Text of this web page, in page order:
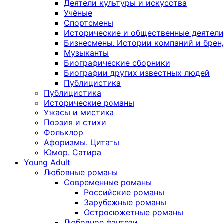
Деятели культуры и искусства
Учёные
Спортсмены
Исторические и общественные деятели
Бизнесмены. Истории компаний и
Музыканты
Биографические сборники
Биографии других известных людей
Публицистика
Публицистика
Исторические романы
Ужасы и мистика
Поэзия и стихи
Фольклор
Афоризмы. Цитаты
Юмор. Сатира
Young Adult
Любовные романы
Современные романы
Российские романы
Зарубежные романы
Остросюжетные романы